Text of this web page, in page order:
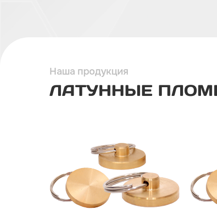
Наша продукция
ЛАТУННЫЕ